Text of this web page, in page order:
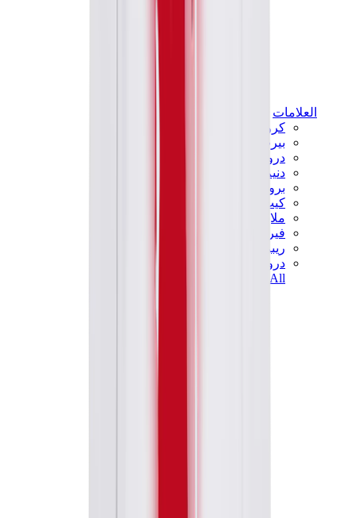
العلامات
كروم هارتس
بيرث أوف رويال تشايلد
درول دو مونسيور
دنيم تيرز
بروكن بلانت
كيث
ملابس ترافيس سكوت
فير أوف غاد × إيسنشالز
ريبرزنت
درو
View All